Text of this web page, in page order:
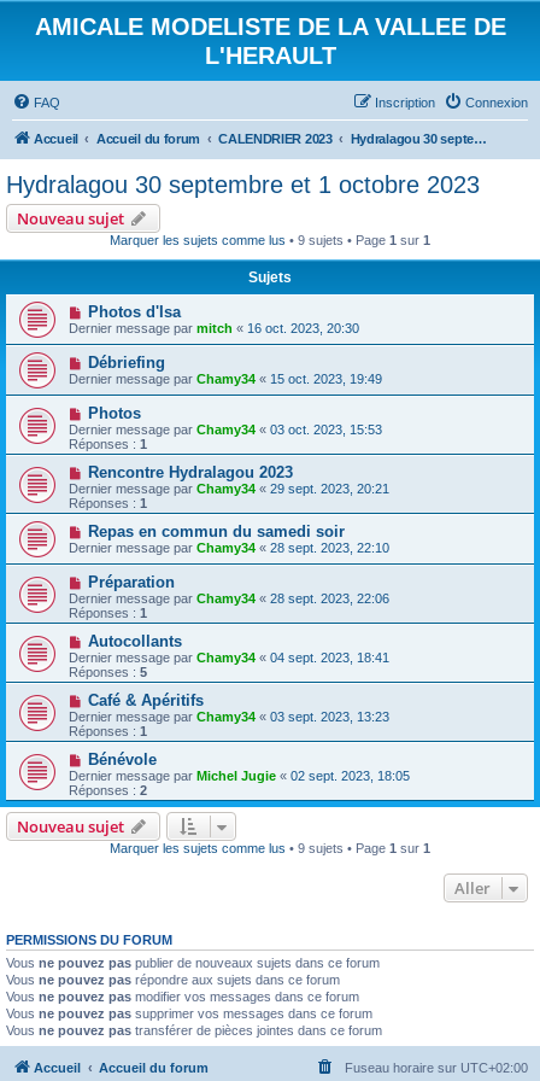
AMICALE MODELISTE DE LA VALLEE DE
L'HERAULT
FAQ Connexion
Inscription
Accueil Accueil du forum CALENDRIER 2023 Hydralagou 30 septembre et 1 octobre 2023
Hydralagou 30 septembre et 1 octobre 2023
Nouveau sujet
Marquer les sujets comme lus • 9 sujets • Page 1 sur 1
Sujets
Photos d'Isa
Dernier message par mitch « 16 oct. 2023, 20:30
Débriefing
Dernier message par Chamy34 « 15 oct. 2023, 19:49
Photos
Dernier message par Chamy34 « 03 oct. 2023, 15:53
Réponses : 1
Rencontre Hydralagou 2023
Dernier message par Chamy34 « 29 sept. 2023, 20:21
Réponses : 1
Repas en commun du samedi soir
Dernier message par Chamy34 « 28 sept. 2023, 22:10
Préparation
Dernier message par Chamy34 « 28 sept. 2023, 22:06
Réponses : 1
Autocollants
Dernier message par Chamy34 « 04 sept. 2023, 18:41
Réponses : 5
Café & Apéritifs
Dernier message par Chamy34 « 03 sept. 2023, 13:23
Réponses : 1
Bénévole
Dernier message par Michel Jugie « 02 sept. 2023, 18:05
Réponses : 2
Nouveau sujet
Marquer les sujets comme lus • 9 sujets • Page 1 sur 1
Aller
PERMISSIONS DU FORUM
Vous ne pouvez pas publier de nouveaux sujets dans ce forum
Vous ne pouvez pas répondre aux sujets dans ce forum
Vous ne pouvez pas modifier vos messages dans ce forum
Vous ne pouvez pas supprimer vos messages dans ce forum
Vous ne pouvez pas transférer de pièces jointes dans ce forum
Accueil Accueil du forum Fuseau horaire sur UTC+02:00